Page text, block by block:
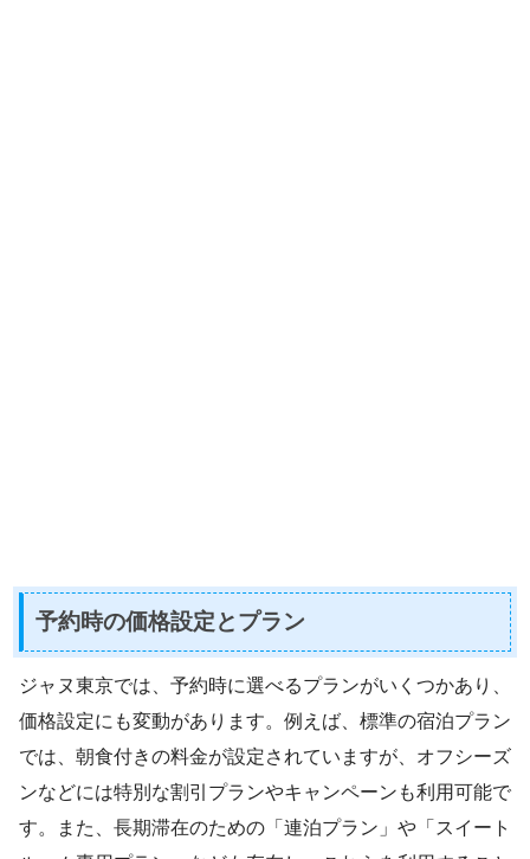
予約時の価格設定とプラン
ジャヌ東京では、予約時に選べるプランがいくつかあり、
価格設定にも変動があります。例えば、標準の宿泊プラン
では、朝食付きの料金が設定されていますが、オフシーズ
ンなどには特別な割引プランやキャンペーンも利用可能で
す。また、長期滞在のための「連泊プラン」や「スイート